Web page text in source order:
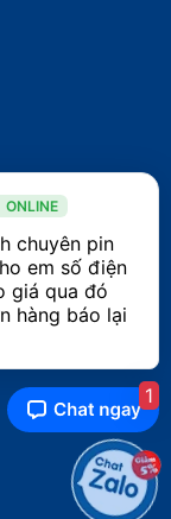
ONLINE
chuyên pin
em số điện
giá qua đó
hàng báo lại
1